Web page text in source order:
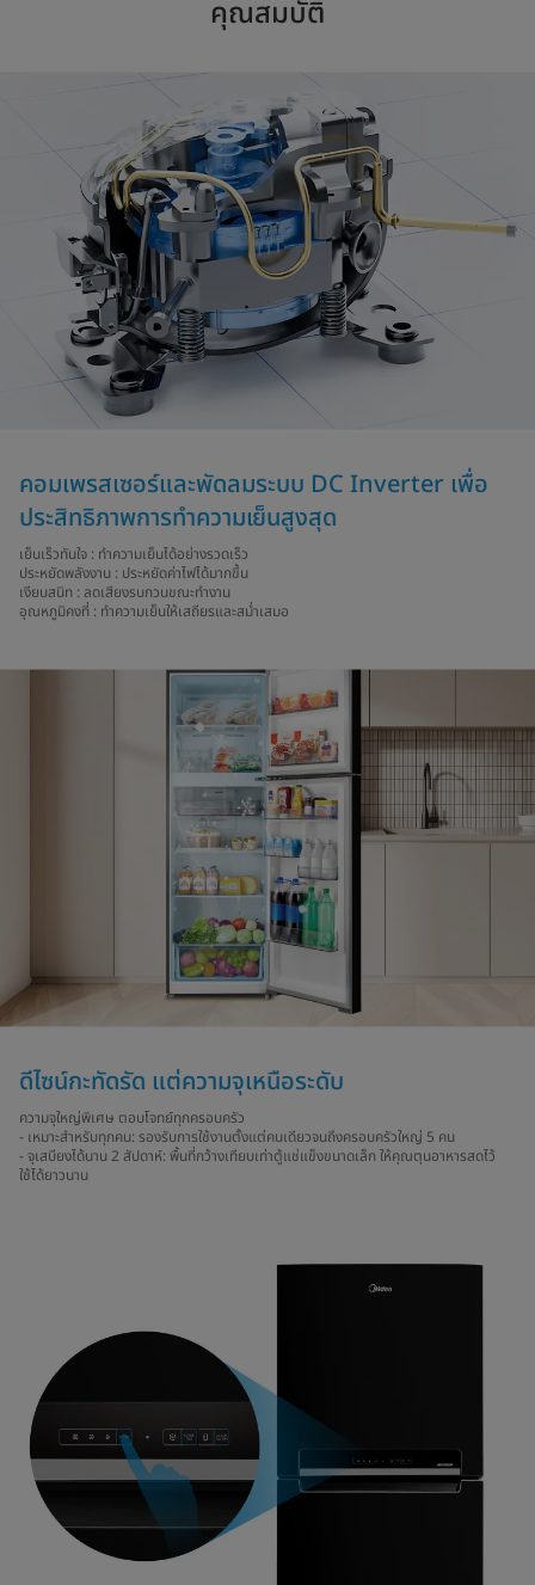
คุณสมบัติ
คอมเพรสเซอร์และพัดลมระบบ DC Inverter เพื่อ
ประสิทธิภาพการทำความเย็นสูงสุด
เย็นเร็วทันใจ : ทำความเย็นได้อย่างรวดเร็ว
ประหยัดพลังงาน : ประหยัดค่าไฟได้มากขึ้น
เงียบสนิท : ลดเสียงรบกวนขณะทำงาน
อุณหภูมิคงที่ : ทำความเย็นให้เสถียรและสม่ำเสมอ
ดีไซน์กะทัดรัด แต่ความจุเหนือระดับ
ความจุใหญ่พิเศษ ตอบโจทย์ทุกครอบครัว
- เหมาะสำหรับทุกคน: รองรับการใช้งานตั้งแต่คนเดียวจนถึงครอบครัวใหญ่ 5 คน
- จุเสบียงได้นาน 2 สัปดาห์: พื้นที่กว้างเทียบเท่าตู้แช่แข็งขนาดเล็ก ให้คุณตุนอาหารสดไว้
ใช้ได้ยาวนาน